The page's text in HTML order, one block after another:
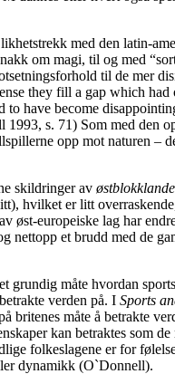
med den latin-
om magi, til og med
til de mer
they fill a gap which had
have become
s. 71) Som med den
opp mot naturen –
skildringer av
hvilket er litt
øst-europeiske lag har
nettopp et brudd med de
grundig måte hvordan
verden på. I Sports
britenes måte å betrakte
kan betraktes som
folkeslagene er for
dynamikk (O`Donnell).